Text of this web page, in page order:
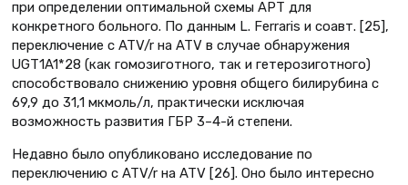
при определении оптимальной схемы АРТ для
конкретного больного. По данным L. Ferraris и соавт. [25],
переключение с ATV/r на ATV в случае обнаружения
UGT1A1*28 (как гомозиготного, так и гетерозиготного)
способствовало снижению уровня общего билирубина с
69,9 до 31,1 мкмоль/л, практически исключая
возможность развития ГБР 3–4-й степени.
Недавно было опубликовано исследование по
переключению с ATV/r на ATV [26]. Оно было интересно